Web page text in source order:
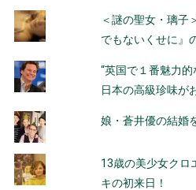
＜謎の聖女・璃子
でもないくせに』
“英国で１番魅力
日本の高級珍味が
娘・蒼井優の結婚
13歳の美少女クロ
キの初来日！